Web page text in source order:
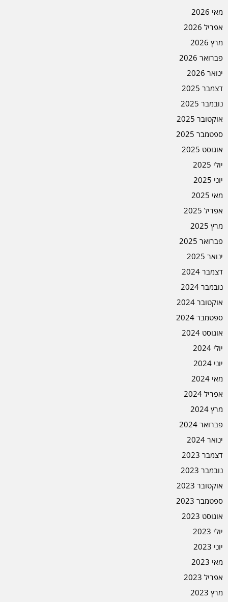
מאי 2026
אפריל 2026
מרץ 2026
פברואר 2026
ינואר 2026
דצמבר 2025
נובמבר 2025
אוקטובר 2025
ספטמבר 2025
אוגוסט 2025
יולי 2025
יוני 2025
מאי 2025
אפריל 2025
מרץ 2025
פברואר 2025
ינואר 2025
דצמבר 2024
נובמבר 2024
אוקטובר 2024
ספטמבר 2024
אוגוסט 2024
יולי 2024
יוני 2024
מאי 2024
אפריל 2024
מרץ 2024
פברואר 2024
ינואר 2024
דצמבר 2023
נובמבר 2023
אוקטובר 2023
ספטמבר 2023
אוגוסט 2023
יולי 2023
יוני 2023
מאי 2023
אפריל 2023
מרץ 2023